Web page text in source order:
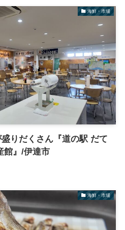
海鮮・市場
りだくさん『道の駅 だて
館』/伊達市
海鮮・市場